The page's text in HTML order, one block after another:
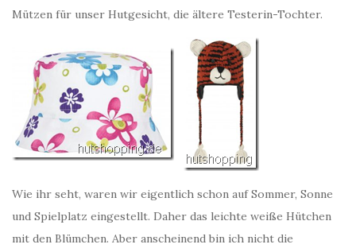
Mützen für unser Hutgesicht, die ältere Testerin-Tochter.
Wie ihr seht, waren wir eigentlich schon auf Sommer, Sonne
und Spielplatz eingestellt. Daher das leichte weiße Hütchen
mit den Blümchen. Aber anscheinend bin ich nicht die